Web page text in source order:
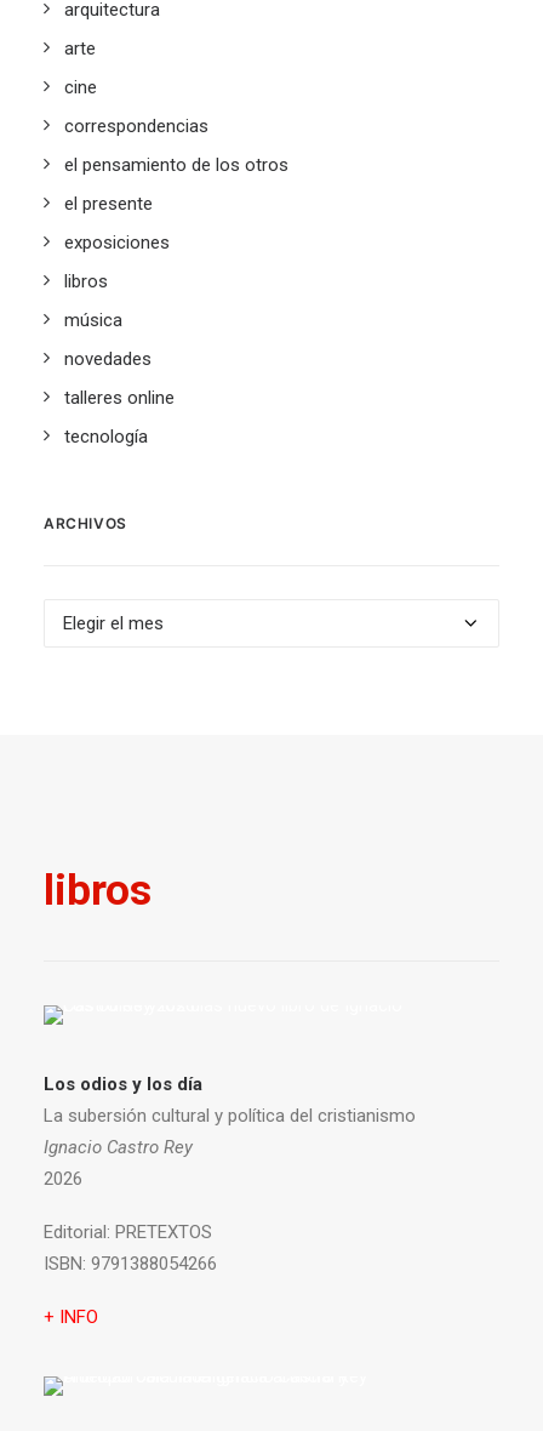
arquitectura
arte
cine
correspondencias
el pensamiento de los otros
el presente
exposiciones
libros
música
novedades
talleres online
tecnología
ARCHIVOS
Archivos
libros
Los odios y los día
La subersión cultural y política del cristianismo
Ignacio Castro Rey
2026
Editorial: PRETEXTOS
ISBN: 9791388054266
+ INFO